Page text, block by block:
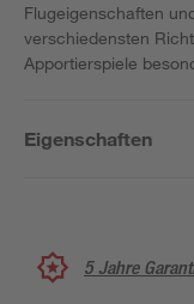
Flugeigenschaften
verschiedensten
Apportierspiele
Eigenschaften
5 Jahre